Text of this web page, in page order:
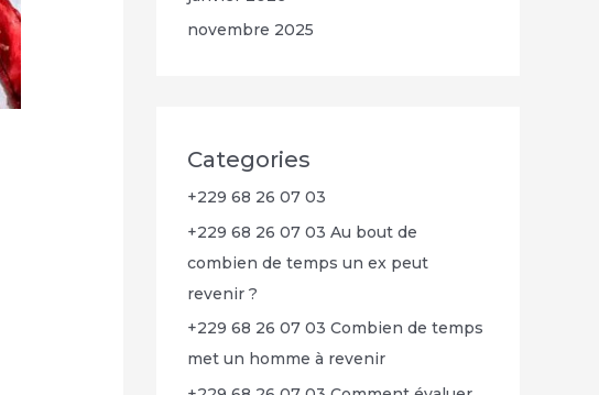
novembre 2025
Categories
+229 68 26 07 03
+229 68 26 07 03 Au bout de
combien de temps un ex peut
revenir ?
+229 68 26 07 03 Combien de temps
met un homme à revenir